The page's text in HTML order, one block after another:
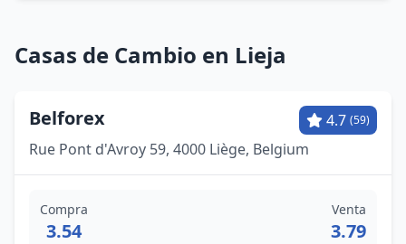
Casas de Cambio en Lieja
Belforex 4.7 (59)
Rue Pont d'Avroy 59, 4000 Liège, Belgium
Compra
3.54
Venta
3.79